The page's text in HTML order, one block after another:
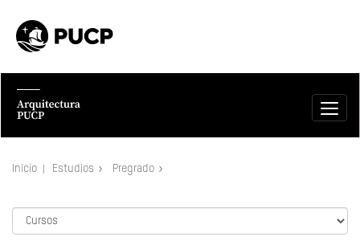
Inicio Estudios Pregrado